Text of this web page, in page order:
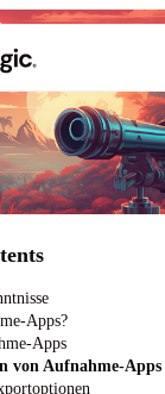
Apps?
Apps
von Aufnahme-Apps